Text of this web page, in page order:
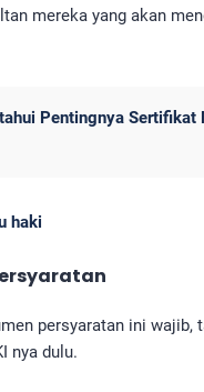
mereka yang akan
Pentingnya Sertifikat
haki
persyaratan ini wajib,
nya dulu.